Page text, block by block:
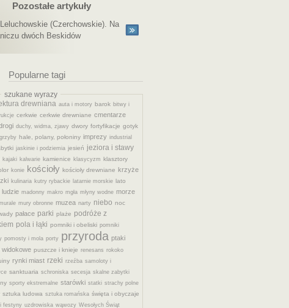
Pozostałe artykuły
(Czerchowskie). Na
dwóch Beskidów
Popularne tagi
szukane wyrazy
drewniana auta i motory barok bitwy i
cerkwie cerkwie drewniane cmentarze
duchy, widma, zjawy dwory fortyfikacje gotyk
grzyby hale, polany, połoniny imprezy industrial
jaskinie i podziemia jesień jeziora i stawy
kajaki kalwarie kamienice klasycyzm klasztory
konie kościoły kościoły drewniane krzyże
kulinaria kutry rybackie latarnie morskie lato
ludzie madonny makro mgła młyny wodne morze
mury obronne muzea narty niebo noc
pałace parki plaże podróże z
pola i łąki pomniki i obeliski pomniki
pomosty i mola porty przyroda ptaki
widokowe puszcze i knieje renesans rokoko
rynki miast rzeki rzeźba samoloty i
sanktuaria schroniska secesja skalne zabytki
sporty ekstremalne starówki statki strachy polne
sztuka ludowa sztuka romańska święta i obyczaje
festyny uzdrowiska wąwozy Wesołych Świąt